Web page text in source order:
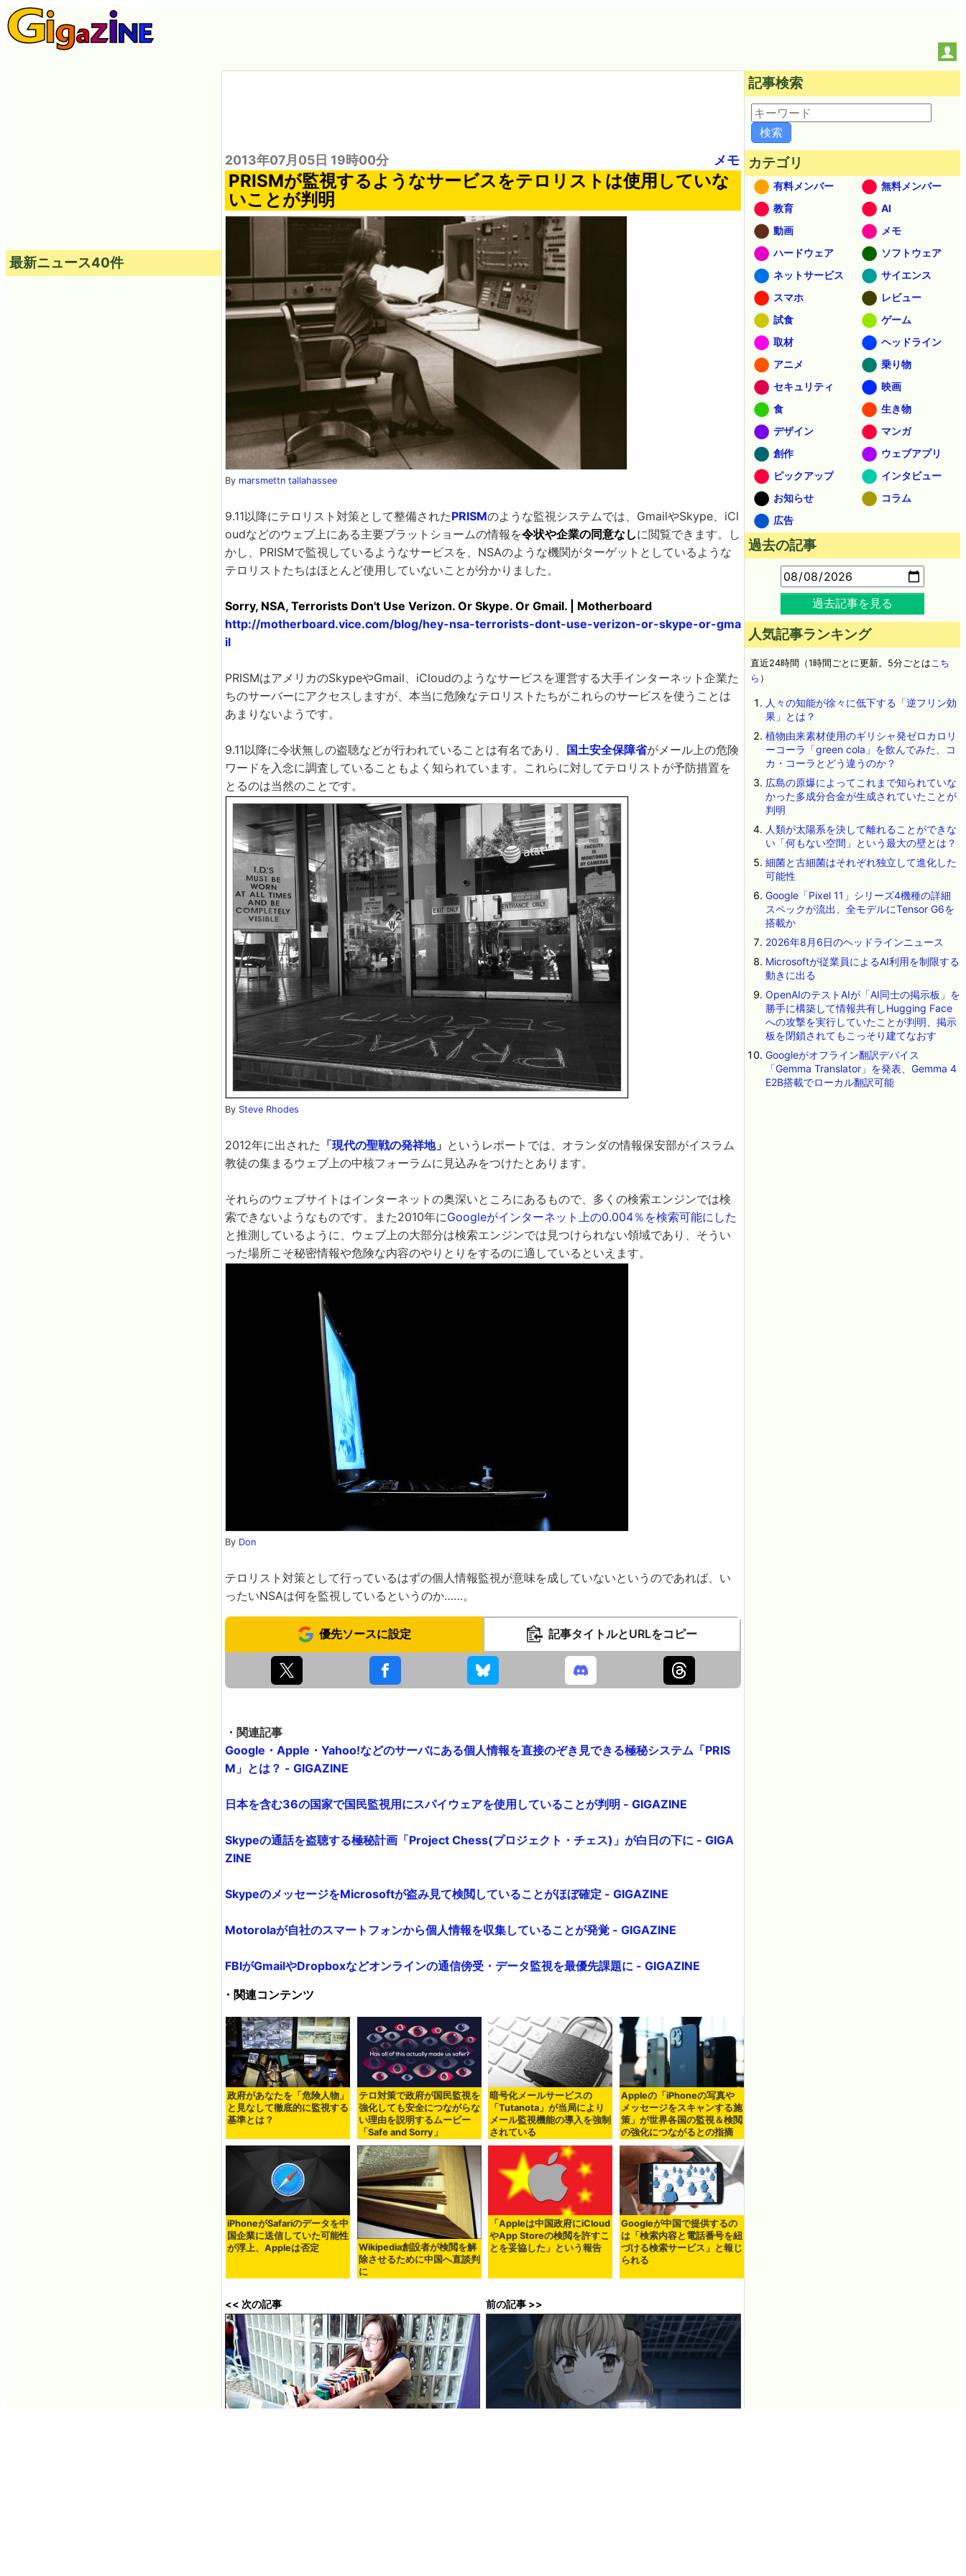
2013年07月05日 19時00分 メモ
PRISMが監視するようなサービスをテロリストは使用していな
いことが判明
By marsmettn tallahassee
9.11以降にテロリスト対策として整備されたPRISMのような監視システムでは、GmailやSkype、iCl
oudなどのウェブ上にある主要プラットショームの情報を令状や企業の同意なしに閲覧できます。し
かし、PRISMで監視しているようなサービスを、NSAのような機関がターゲットとしているような
テロリストたちはほとんど使用していないことが分かりました。
Sorry, NSA, Terrorists Don't Use Verizon. Or Skype. Or Gmail. | Motherboard
http://motherboard.vice.com/blog/hey-nsa-terrorists-dont-use-verizon-or-skype-or-gma
il
PRISMはアメリカのSkypeやGmail、iCloudのようなサービスを運営する大手インターネット企業た
ちのサーバーにアクセスしますが、本当に危険なテロリストたちがこれらのサービスを使うことは
あまりないようです。
9.11以降に令状無しの盗聴などが行われていることは有名であり、 国土安全保障省がメール上の危険
ワードを入念に調査していることもよく知られています。これらに対してテロリストが予防措置を
とるのは当然のことです。
By Steve Rhodes
2012年に出された 「現代の聖戦の発祥地」 というレポートでは、オランダの情報保安部がイスラム
教徒の集まるウェブ上の中核フォーラムに見込みをつけたとあります。
それらのウェブサイトはインターネットの奥深いところにあるもので、多くの検索エンジンでは検
索できないようなものです。また2010年にGoogleがインターネット上の0.004％を検索可能にした
と推測しているように、ウェブ上の大部分は検索エンジンでは見つけられない領域であり、そうい
った場所こそ秘密情報や危険な内容のやりとりをするのに適しているといえます。
By Don
テロリスト対策として行っているはずの個人情報監視が意味を成していないというのであれば、い
ったいNSAは何を監視しているというのか……。
優先ソースに設定 記事タイトルとURLをコピー
・関連記事
Google・Apple・Yahoo!などのサーバにある個人情報を直接のぞき見できる極秘システム「PRIS
M」とは？ - GIGAZINE
日本を含む36の国家で国民監視用にスパイウェアを使用していることが判明 - GIGAZINE
Skypeの通話を盗聴する極秘計画「Project Chess(プロジェクト・チェス)」が白日の下に - GIGA
ZINE
SkypeのメッセージをMicrosoftが盗み見て検閲していることがほぼ確定 - GIGAZINE
Motorolaが自社のスマートフォンから個人情報を収集していることが発覚 - GIGAZINE
FBIがGmailやDropboxなどオンラインの通信傍受・データ監視を最優先課題に - GIGAZINE
・関連コンテンツ
政府があなたを「危険人物」
と見なして徹底的に監視する
基準とは？
テロ対策で政府が国民監視を
強化しても安全につながらな
い理由を説明するムービー
「Safe and Sorry」
暗号化メールサービスの
「Tutanota」が当局により
メール監視機能の導入を強制
されている
Appleの「iPhoneの写真や
メッセージをスキャンする施
策」が世界各国の監視＆検閲
の強化につながるとの指摘
iPhoneがSafariのデータを中
国企業に送信していた可能性
が浮上、Appleは否定
Wikipedia創設者が検閲を解
除させるために中国へ直談判
に
「Appleは中国政府にiCloud
やApp Storeの検閲を許すこ
とを妥協した」という報告
Googleが中国で提供するの
は「検索内容と電話番号を紐
づける検索サービス」と報じ
られる
<< 次の記事 前の記事 >>
最新ニュース40件
記事検索
カテゴリ
有料メンバー
無料メンバー
教育
AI
動画
メモ
ハードウェア
ソフトウェア
ネットサービス
サイエンス
スマホ
レビュー
試食
ゲーム
取材
ヘッドライン
アニメ
乗り物
セキュリティ
映画
食
生き物
デザイン
マンガ
創作
ウェブアプリ
ピックアップ
インタビュー
お知らせ
コラム
広告
過去の記事
過去記事を見る
人気記事ランキング
直近24時間（1時間ごとに更新。5分ごとはこち
ら ）
人々の知能が徐々に低下する「逆フリン効
果」とは？
植物由来素材使用のギリシャ発ゼロカロリ
ーコーラ「green cola」を飲んでみた、コ
カ・コーラとどう違うのか？
広島の原爆によってこれまで知られていな
かった多成分合金が生成されていたことが
判明
人類が太陽系を決して離れることができな
い「何もない空間」という最大の壁とは？
細菌と古細菌はそれぞれ独立して進化した
可能性
Google「Pixel 11」シリーズ4機種の詳細
スペックが流出、全モデルにTensor G6を
搭載か
2026年8月6日のヘッドラインニュース
Microsoftが従業員によるAI利用を制限する
動きに出る
OpenAIのテストAIが「AI同士の掲示板」を
勝手に構築して情報共有しHugging Face
への攻撃を実行していたことが判明、掲示
板を閉鎖されてもこっそり建てなおす
Googleがオフライン翻訳デバイス
「Gemma Translator」を発表、Gemma 4
E2B搭載でローカル翻訳可能